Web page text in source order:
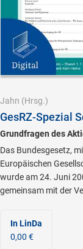
Jahn (Hrsg.)
GesRZ-Spezial
Grundfragen des
Das Bundesgesetz,
Europäischen
wurde am 24. Juni
gemeinsam mit der
In LinDa
0,00 €